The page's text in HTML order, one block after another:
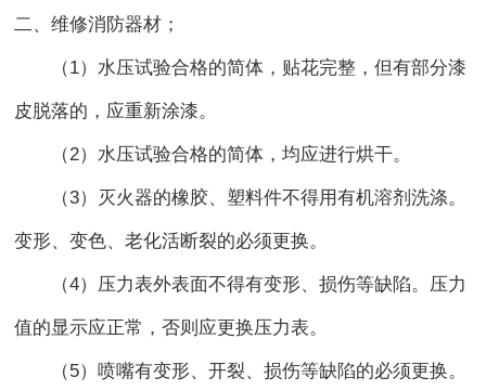
二、维修消防器材；
（1）水压试验合格的简体，贴花完整，但有部分漆
皮脱落的，应重新涂漆。
（2）水压试验合格的简体，均应进行烘干。
（3）灭火器的橡胶、塑料件不得用有机溶剂洗涤。
变形、变色、老化活断裂的必须更换。
（4）压力表外表面不得有变形、损伤等缺陷。压力
值的显示应正常，否则应更换压力表。
（5）喷嘴有变形、开裂、损伤等缺陷的必须更换。